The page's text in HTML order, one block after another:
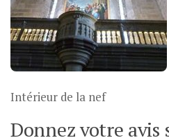
Intérieur de la nef
Donnez votre